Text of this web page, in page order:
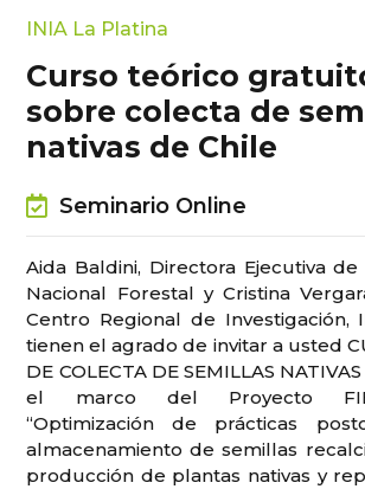
INIA La Platina
Curso teórico
sobre colecta de
nativas de Chile
Seminario Online
Aida Baldini, Directora Ejecutiva
Nacional Forestal y Cristina
Centro Regional de Investigación,
tienen el agrado de invitar a usted
DE COLECTA DE SEMILLAS
el marco del Proyecto
“Optimización de prácticas
almacenamiento de semillas
producción de plantas nativas y